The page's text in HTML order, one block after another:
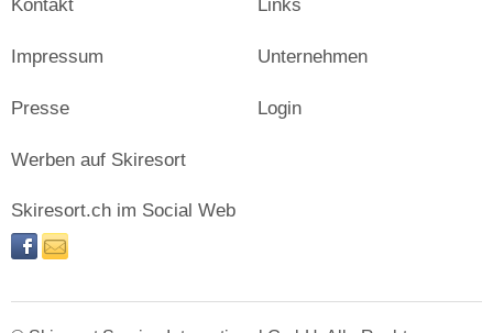
Kontakt
Impressum
Presse
Links
Unternehmen
Login
Werben auf Skiresort
Skiresort.ch im Social Web
facebooknewsletter